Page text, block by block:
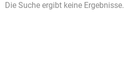
Die Suche ergibt keine Ergebnisse.